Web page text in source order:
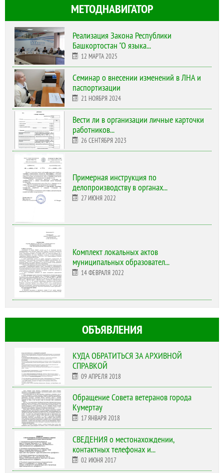
МЕТОДНАВИГАТОР
Реализация Закона Республики
Башкортостан "О языка...
12 МАРТА 2025
Cеминар о внесении изменений в ЛНА и
паспортизации
21 НОЯБРЯ 2024
Вести ли в организации личные карточки
работников...
26 СЕНТЯБРЯ 2023
Примерная инструкция по
делопроизводству в органах...
27 ИЮНЯ 2022
Комплект локальных актов
муниципальных образовател...
14 ФЕВРАЛЯ 2022
ОБЪЯВЛЕНИЯ
КУДА ОБРАТИТЬСЯ ЗА АРХИВНОЙ
СПРАВКОЙ
09 АПРЕЛЯ 2018
Обращение Совета ветеранов города
Кумертау
17 ЯНВАРЯ 2018
СВЕДЕНИЯ о местонахождении,
контактных телефонах и...
02 ИЮНЯ 2017